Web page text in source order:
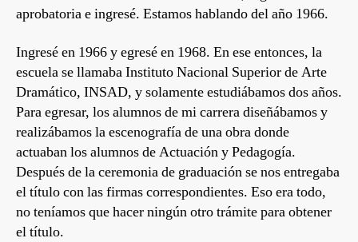
aprobatoria e ingresé. Estamos hablando del año 1966.
Ingresé en 1966 y egresé en 1968. En ese entonces, la
escuela se llamaba Instituto Nacional Superior de Arte
Dramático, INSAD, y solamente estudiábamos dos años.
Para egresar, los alumnos de mi carrera diseñábamos y
realizábamos la escenografía de una obra donde
actuaban los alumnos de Actuación y Pedagogía.
Después de la ceremonia de graduación se nos entregaba
el título con las firmas correspondientes. Eso era todo,
no teníamos que hacer ningún otro trámite para obtener
el título.